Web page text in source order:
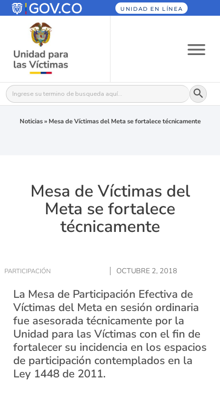
UNIDAD EN LÍNEA
Buscar: Botón
Noticias» Mesa de Víctimas del Meta se fortalece técnicamente
Mesa de Víctimas del
Meta se fortalece
técnicamente
PARTICIPACIÓN OCTUBRE 2, 2018
La Mesa de Participación Efectiva de
Víctimas del Meta en sesión ordinaria
fue asesorada técnicamente por la
Unidad para las Víctimas con el fin de
fortalecer su incidencia en los espacios
de participación contemplados en la
Ley 1448 de 2011.